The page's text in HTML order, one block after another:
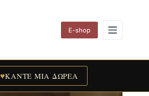
E-shop
♥ΚΑΝΤΕ ΜΙΑ ΔΩΡΕΑ